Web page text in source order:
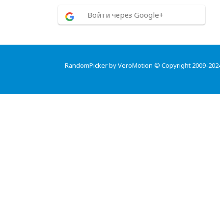
Войти через Google+
RandomPicker by VeroMotion © Copyright 2009-